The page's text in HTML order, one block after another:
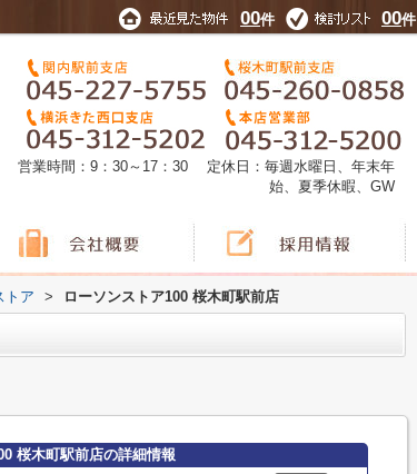
00件 00件
営業時間：9：30～17：30 定休日：毎週水曜日、年末年
始、夏季休暇、GW
トア > ローソンストア100 桜木町駅前店
桜木町駅前店の詳細情報